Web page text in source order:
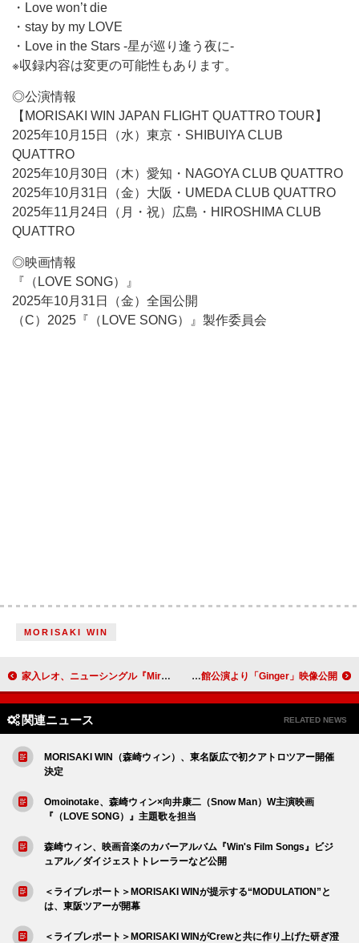
・Love won’t die
・stay by my LOVE
・Love in the Stars -星が巡り逢う夜に-
※収録内容は変更の可能性もあります。
◎公演情報
【MORISAKI WIN JAPAN FLIGHT QUATTRO TOUR】
2025年10月15日（水）東京・SHIBUIYA CLUB
QUATTRO
2025年10月30日（木）愛知・NAGOYA CLUB QUATTRO
2025年10月31日（金）大阪・UMEDA CLUB QUATTRO
2025年11月24日（月・祝）広島・HIROSHIMA CLUB
QUATTRO
◎映画情報
『（LOVE SONG）』
2025年10月31日（金）全国公開
（C）2025『（LOVE SONG）』製作委員会
MORISAKI WIN
家入レオ、ニューシングル『Mirror』11月リリース TOMOO、ニューアルバム『DEAR MYSTERIES』11月リリース 日本武道館公演より「Ginger」映像公開
関連ニュース RELATED NEWS
MORISAKI WIN（森崎ウィン）、東名阪広で初クアトロツアー開催
決定
Omoinotake、森崎ウィン×向井康二（Snow Man）W主演映画
『（LOVE SONG）』主題歌を担当
森崎ウィン、映画音楽のカバーアルバム『Win's Film Songs』ビジ
ュアル／ダイジェストトレーラーなど公開
＜ライブレポート＞MORISAKI WINが提示する“MODULATION”と
は、東阪ツアーが開幕
＜ライブレポート＞MORISAKI WINがCrewと共に作り上げた研ぎ澄